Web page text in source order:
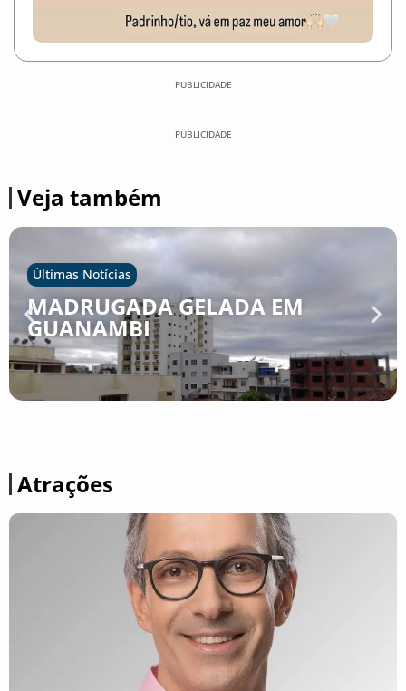
PUBLICIDADE
PUBLICIDADE
Veja também
Últimas Notícias
MADRUGADA GELADA EM
GUANAMBI
Atrações